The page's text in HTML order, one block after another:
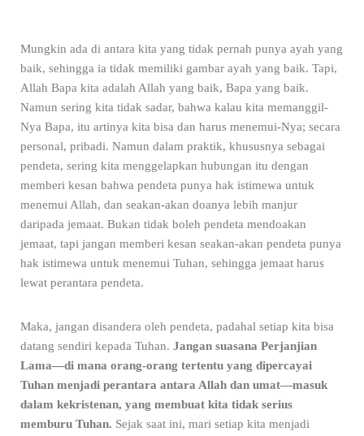
Mungkin ada di antara kita yang tidak pernah punya ayah yang
baik, sehingga ia tidak memiliki gambar ayah yang baik. Tapi,
Allah Bapa kita adalah Allah yang baik, Bapa yang baik.
Namun sering kita tidak sadar, bahwa kalau kita memanggil-
Nya Bapa, itu artinya kita bisa dan harus menemui-Nya; secara
personal, pribadi. Namun dalam praktik, khususnya sebagai
pendeta, sering kita menggelapkan hubungan itu dengan
memberi kesan bahwa pendeta punya hak istimewa untuk
menemui Allah, dan seakan-akan doanya lebih manjur
daripada jemaat. Bukan tidak boleh pendeta mendoakan
jemaat, tapi jangan memberi kesan seakan-akan pendeta punya
hak istimewa untuk menemui Tuhan, sehingga jemaat harus
lewat perantara pendeta.
Maka, jangan disandera oleh pendeta, padahal setiap kita bisa
datang sendiri kepada Tuhan. Jangan suasana Perjanjian
Lama—di mana orang-orang tertentu yang dipercayai
Tuhan menjadi perantara antara Allah dan umat—masuk
dalam kekristenan, yang membuat kita tidak serius
memburu Tuhan. Sejak saat ini, mari setiap kita menjadi